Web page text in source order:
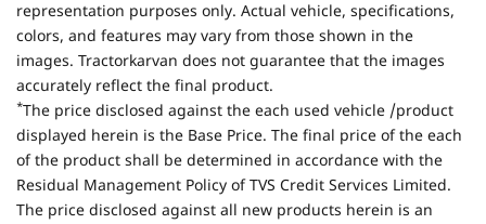
representation purposes only. Actual vehicle, specifications,
colors, and features may vary from those shown in the
images. Tractorkarvan does not guarantee that the images
accurately reflect the final product.
*The price disclosed against the each used vehicle /product
displayed herein is the Base Price. The final price of the each
of the product shall be determined in accordance with the
Residual Management Policy of TVS Credit Services Limited.
The price disclosed against all new products herein is an